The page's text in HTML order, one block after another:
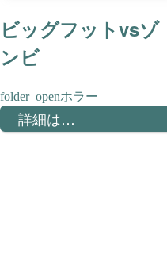
ビッグフットvsゾ
ンビ
ホラー
詳細は…